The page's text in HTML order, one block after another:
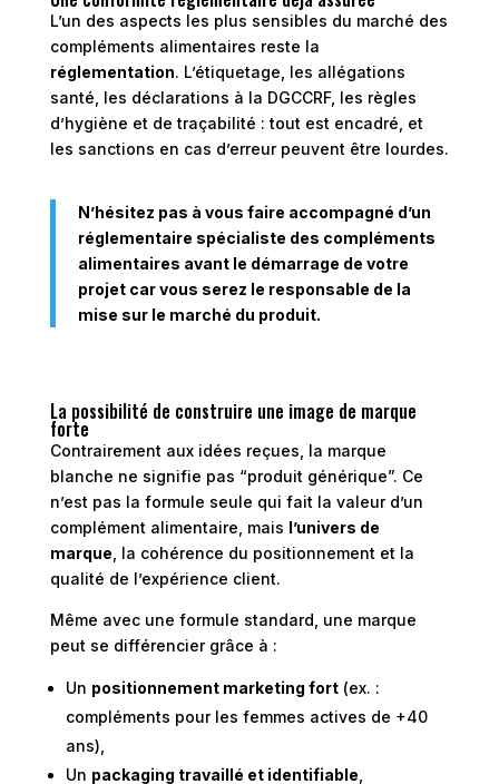
L’un des aspects les plus sensibles du marché des
compléments alimentaires reste la
réglementation. L’étiquetage, les allégations
santé, les déclarations à la DGCCRF, les règles
d’hygiène et de traçabilité : tout est encadré, et
les sanctions en cas d’erreur peuvent être lourdes.
N’hésitez pas à vous faire accompagné d’un
réglementaire spécialiste des compléments
alimentaires avant le démarrage de votre
projet car vous serez le responsable de la
mise sur le marché du produit.
La possibilité de construire une image de marque
forte
Contrairement aux idées reçues, la marque
blanche ne signifie pas “produit générique”. Ce
n’est pas la formule seule qui fait la valeur d’un
complément alimentaire, mais l’univers de
marque , la cohérence du positionnement et la
qualité de l’expérience client.
Même avec une formule standard, une marque
peut se différencier grâce à :
Un positionnement marketing fort(ex. :
compléments pour les femmes actives de +40
ans),
Un packaging travaillé et identifiable